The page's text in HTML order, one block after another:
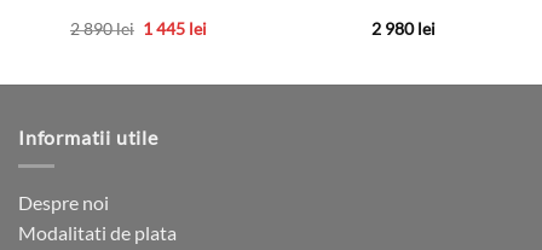
2 890lei Prețul
2
1 445 leiPrețul
445 lei.
multe
pot
2 980lei
Informatii utile
Despre noi
Modalitati de plata